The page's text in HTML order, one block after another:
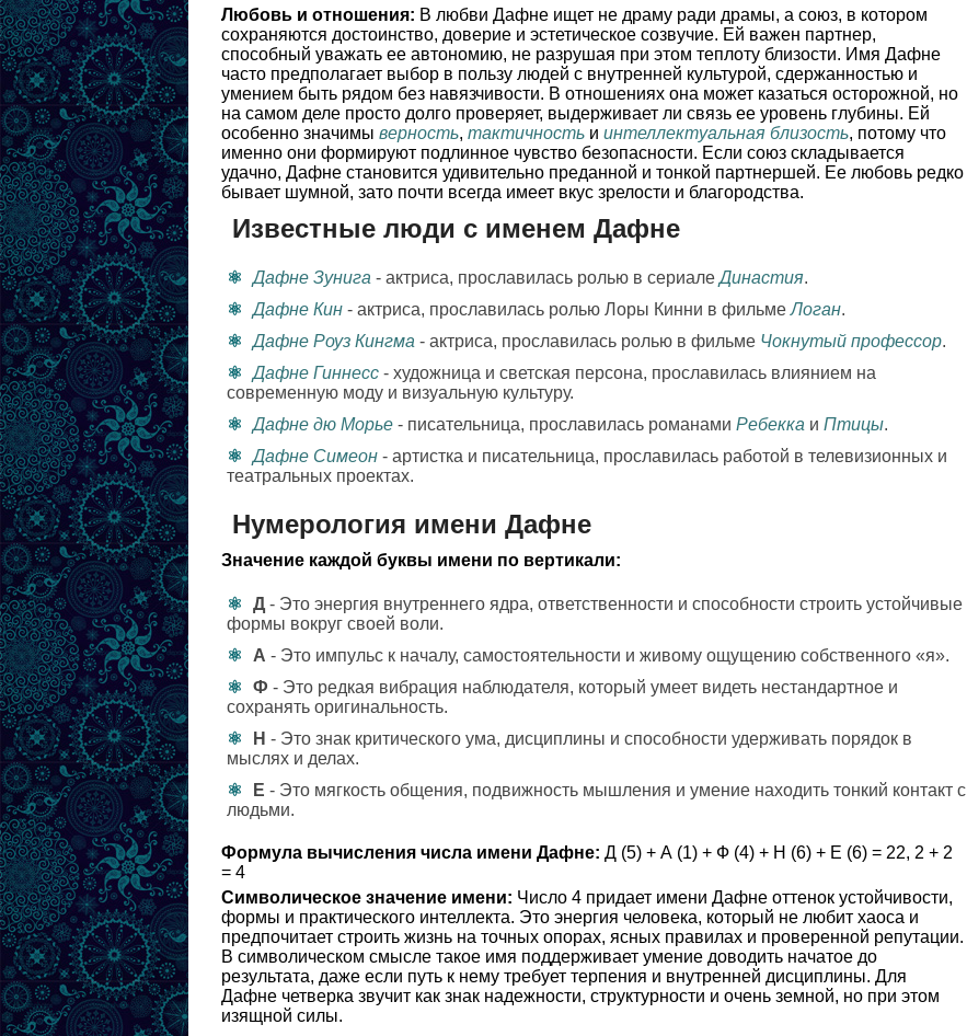
Любовь и отношения: В любви Дафне ищет не драму ради драмы, а союз, в котором
сохраняются достоинство, доверие и эстетическое созвучие. Ей важен партнер,
способный уважать ее автономию, не разрушая при этом теплоту близости. Имя Дафне
часто предполагает выбор в пользу людей с внутренней культурой, сдержанностью и
умением быть рядом без навязчивости. В отношениях она может казаться осторожной, но
на самом деле просто долго проверяет, выдерживает ли связь ее уровень глубины. Ей
особенно значимы верность, тактичность и интеллектуальная близость, потому что
именно они формируют подлинное чувство безопасности. Если союз складывается
удачно, Дафне становится удивительно преданной и тонкой партнершей. Ее любовь редко
бывает шумной, зато почти всегда имеет вкус зрелости и благородства.
Известные люди с именем Дафне
Дафне Зунига - актриса, прославилась ролью в сериалеДинастия.
Дафне Кин - актриса, прославилась ролью Лоры Кинни в фильмеЛоган.
Дафне Роуз Кингма - актриса, прославилась ролью в фильме Чокнутый профессор.
Дафне Гиннесс - художница и светская персона, прославилась влиянием на
современную моду и визуальную культуру.
Дафне дю Морье - писательница, прославилась романами Ребекка и Птицы.
Дафне Симеон - артистка и писательница, прославилась работой в телевизионных и
театральных проектах.
Нумерология имени Дафне
Значение каждой буквы имени по вертикали:
Д - Это энергия внутреннего ядра, ответственности и способности строить устойчивые
формы вокруг своей воли.
А - Это импульс к началу, самостоятельности и живому ощущению собственного «я».
Ф - Это редкая вибрация наблюдателя, который умеет видеть нестандартное и
сохранять оригинальность.
Н - Это знак критического ума, дисциплины и способности удерживать порядок в
мыслях и делах.
Е - Это мягкость общения, подвижность мышления и умение находить тонкий контакт с
людьми.
Формула вычисления числа имени Дафне: Д (5) + А (1) + Ф (4) + Н (6) + Е (6) = 22, 2 + 2
= 4
Символическое значение имени: Число 4 придает имени Дафне оттенок устойчивости,
формы и практического интеллекта. Это энергия человека, который не любит хаоса и
предпочитает строить жизнь на точных опорах, ясных правилах и проверенной репутации.
В символическом смысле такое имя поддерживает умение доводить начатое до
результата, даже если путь к нему требует терпения и внутренней дисциплины. Для
Дафне четверка звучит как знак надежности, структурности и очень земной, но при этом
изящной силы.